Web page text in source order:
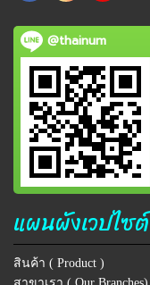
@thainum
แผนผังเวปไซต์
สินค้า ( Product )
สาขาเรา ( Our Branches)